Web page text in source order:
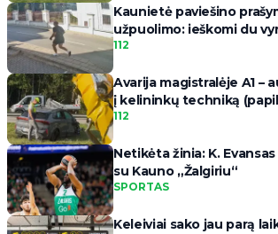
Kaunietė paviešino
užpuolimo: ieškomi du
112
Avarija magistralėje A1 –
į kelininkų techniką
112
Netikėta žinia: K.
su Kauno „Žalgiriu“
SPORTAS
Keleiviai sako jau parą